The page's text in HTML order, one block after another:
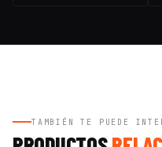
TAMBIÉN TE PUEDE